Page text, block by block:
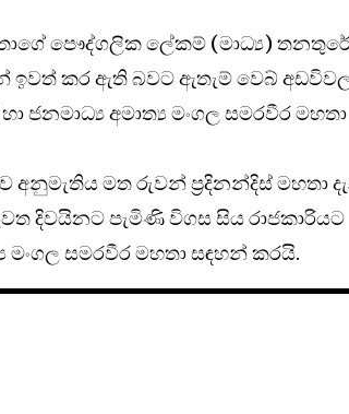
පෞද්ගලික ලේකම් (මාධ්‍ය)
ඉවත් කර ඇති බවට ඇතැම් වෙබ්
ජනමාධ්‍ය අමාත්‍ය මංගල සමරවීර මහතා
අනුමැතිය මත රුවන් ප්‍රදිනන්දිස් මහතා
දිවයිනට පැමිණි විගස සිය රාජකාරියට
මංගල සමරවීර මහතා සඳහන් කරයි.